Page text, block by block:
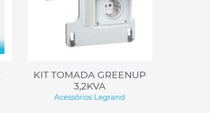
KIT TOMADA GREENUP
3,2KVA
Acessórios Legrand